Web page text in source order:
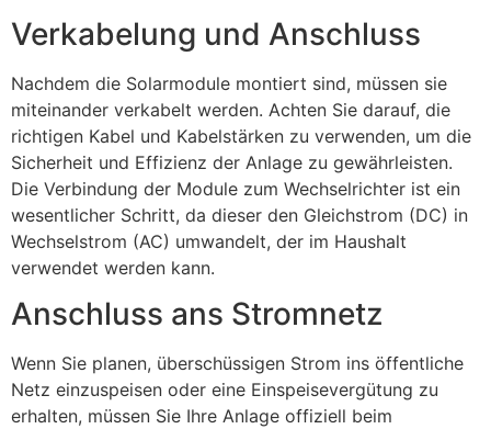
Verkabelung und Anschluss
Nachdem die Solarmodule montiert sind, müssen sie
miteinander verkabelt werden. Achten Sie darauf, die
richtigen Kabel und Kabelstärken zu verwenden, um die
Sicherheit und Effizienz der Anlage zu gewährleisten.
Die Verbindung der Module zum Wechselrichter ist ein
wesentlicher Schritt, da dieser den Gleichstrom (DC) in
Wechselstrom (AC) umwandelt, der im Haushalt
verwendet werden kann.
Anschluss ans Stromnetz
Wenn Sie planen, überschüssigen Strom ins öffentliche
Netz einzuspeisen oder eine Einspeisevergütung zu
erhalten, müssen Sie Ihre Anlage offiziell beim